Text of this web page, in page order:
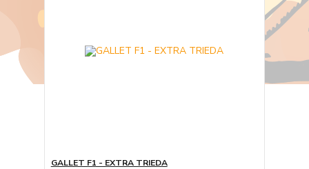
GALLET F1 - EXTRA TRIEDA